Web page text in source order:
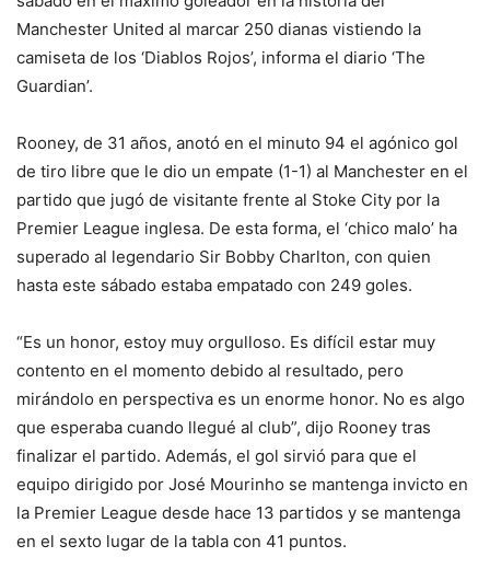
Manchester United al marcar 250 dianas vistiendo la
camiseta de los ‘Diablos Rojos’, informa el diario ‘The
Guardian’.
Rooney, de 31 años, anotó en el minuto 94 el agónico gol
de tiro libre que le dio un empate (1-1) al Manchester en el
partido que jugó de visitante frente al Stoke City por la
Premier League inglesa. De esta forma, el ‘chico malo’ ha
superado al legendario Sir Bobby Charlton, con quien
hasta este sábado estaba empatado con 249 goles.
“Es un honor, estoy muy orgulloso. Es difícil estar muy
contento en el momento debido al resultado, pero
mirándolo en perspectiva es un enorme honor. No es algo
que esperaba cuando llegué al club”, dijo Rooney tras
finalizar el partido. Además, el gol sirvió para que el
equipo dirigido por José Mourinho se mantenga invicto en
la Premier League desde hace 13 partidos y se mantenga
en el sexto lugar de la tabla con 41 puntos.